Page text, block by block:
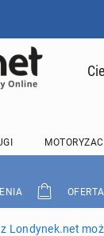
Londynek.net